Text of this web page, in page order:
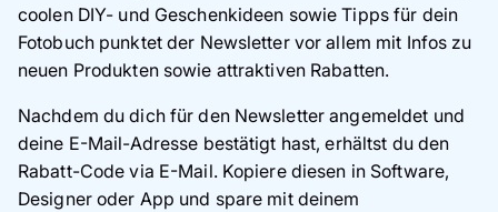
coolen DIY- und Geschenkideen sowie Tipps für dein
Fotobuch punktet der Newsletter vor allem mit Infos zu
neuen Produkten sowie attraktiven Rabatten.
Nachdem du dich für den Newsletter angemeldet und
deine E-Mail-Adresse bestätigt hast, erhältst du den
Rabatt-Code via E-Mail. Kopiere diesen in Software,
Designer oder App und spare mit deinem